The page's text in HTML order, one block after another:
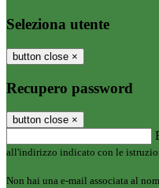
Seleziona utente
button close ×
Recupero password
button close ×
all'indirizzo indicato con le
Non hai una e-mail associata al